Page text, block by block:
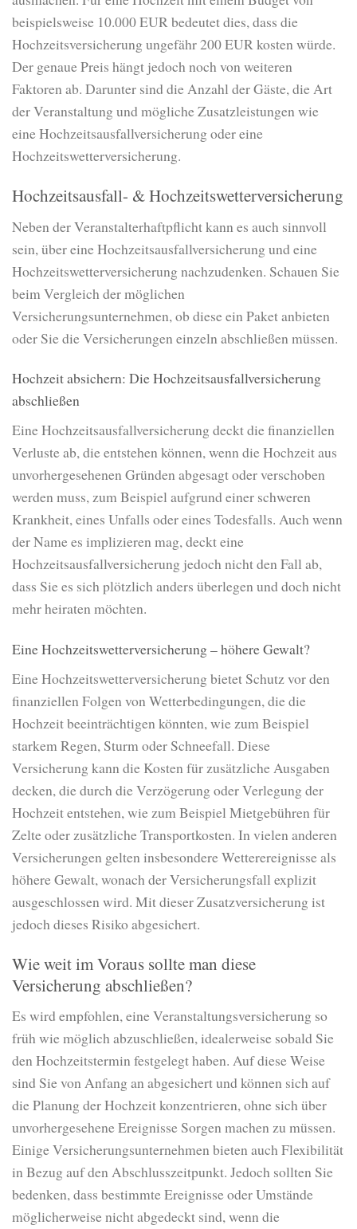
beispielsweise 10.000 EUR bedeutet dies, dass die
Hochzeitsversicherung ungefähr 200 EUR kosten würde.
Der genaue Preis hängt jedoch noch von weiteren
Faktoren ab. Darunter sind die Anzahl der Gäste, die Art
der Veranstaltung und mögliche Zusatzleistungen wie
eine Hochzeitsausfallversicherung oder eine
Hochzeitswetterversicherung.
Hochzeitsausfall- & Hochzeitswetterversicherung
Neben der Veranstalterhaftpflicht kann es auch sinnvoll
sein, über eine Hochzeitsausfallversicherung und eine
Hochzeitswetterversicherung nachzudenken. Schauen Sie
beim Vergleich der möglichen
Versicherungsunternehmen, ob diese ein Paket anbieten
oder Sie die Versicherungen einzeln abschließen müssen.
Hochzeit absichern: Die Hochzeitsausfallversicherung
abschließen
Eine Hochzeitsausfallversicherung deckt die finanziellen
Verluste ab, die entstehen können, wenn die Hochzeit aus
unvorhergesehenen Gründen abgesagt oder verschoben
werden muss, zum Beispiel aufgrund einer schweren
Krankheit, eines Unfalls oder eines Todesfalls. Auch wenn
der Name es implizieren mag, deckt eine
Hochzeitsausfallversicherung jedoch nicht den Fall ab,
dass Sie es sich plötzlich anders überlegen und doch nicht
mehr heiraten möchten.
Eine Hochzeitswetterversicherung – höhere Gewalt?
Eine Hochzeitswetterversicherung bietet Schutz vor den
finanziellen Folgen von Wetterbedingungen, die die
Hochzeit beeinträchtigen könnten, wie zum Beispiel
starkem Regen, Sturm oder Schneefall. Diese
Versicherung kann die Kosten für zusätzliche Ausgaben
decken, die durch die Verzögerung oder Verlegung der
Hochzeit entstehen, wie zum Beispiel Mietgebühren für
Zelte oder zusätzliche Transportkosten. In vielen anderen
Versicherungen gelten insbesondere Wetterereignisse als
höhere Gewalt, wonach der Versicherungsfall explizit
ausgeschlossen wird. Mit dieser Zusatzversicherung ist
jedoch dieses Risiko abgesichert.
Wie weit im Voraus sollte man diese
Versicherung abschließen?
Es wird empfohlen, eine Veranstaltungsversicherung so
früh wie möglich abzuschließen, idealerweise sobald Sie
den Hochzeitstermin festgelegt haben. Auf diese Weise
sind Sie von Anfang an abgesichert und können sich auf
die Planung der Hochzeit konzentrieren, ohne sich über
unvorhergesehene Ereignisse Sorgen machen zu müssen.
Einige Versicherungsunternehmen bieten auch Flexibilität
in Bezug auf den Abschlusszeitpunkt. Jedoch sollten Sie
bedenken, dass bestimmte Ereignisse oder Umstände
möglicherweise nicht abgedeckt sind, wenn die